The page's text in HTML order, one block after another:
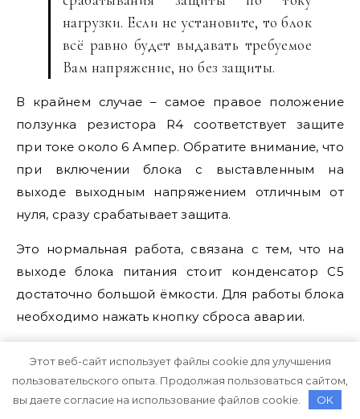
нагрузки. Если не установите, то блок
всё равно будет выдавать требуемое
Вам напряжение, но без защиты.
В крайнем случае – самое правое положение
ползунка резистора R4 соответствует защите
при токе около 6 Ампер. Обратите внимание, что
при включении блока с выставленным на
выходе выходным напряжением отличным от
нуля, сразу срабатывает защита.
Это нормальная работа, связана с тем, что на
выходе блока питания стоит конденсатор С5
достаточно большой ёмкости. Для работы блока
необходимо нажать кнопку сброса аварии.
конденсатора на целый порядок, но это
увеличит чувствительность схемы защиты к
Этот веб-сайт использует файлы cookie для улучшения
пользовательского опыта. Продолжая пользоваться сайтом,
вы даете согласие на использование файлов cookie.
OK